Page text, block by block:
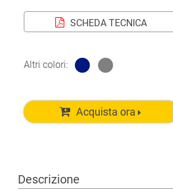
SCHEDA TECNICA
Altri colori:
Acquista ora
Descrizione